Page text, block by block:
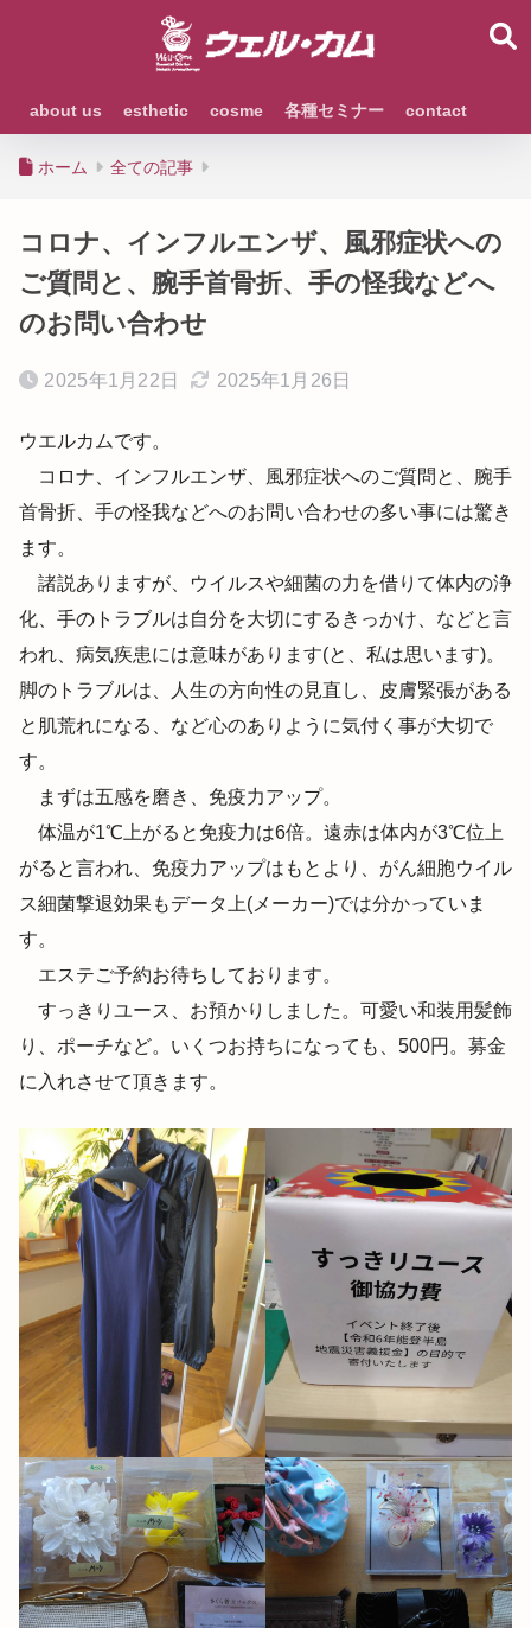
about us esthetic cosme 各種セミナー contact
ホーム 全ての記事
コロナ、インフルエンザ、風邪症状への
ご質問と、腕手首骨折、手の怪我などへ
のお問い合わせ
2025年1月22日 2025年1月26日
ウエルカムです。
コロナ、インフルエンザ、風邪症状へのご質問と、腕手
首骨折、手の怪我などへのお問い合わせの多い事には驚き
ます。
諸説ありますが、ウイルスや細菌の力を借りて体内の浄
化、手のトラブルは自分を大切にするきっかけ、などと言
われ、病気疾患には意味があります(と、私は思います)。
脚のトラブルは、人生の方向性の見直し、皮膚緊張がある
と肌荒れになる、など心のありように気付く事が大切で
す。
まずは五感を磨き、免疫力アップ。
体温が1℃上がると免疫力は6倍。遠赤は体内が3℃位上
がると言われ、免疫力アップはもとより、がん細胞ウイル
ス細菌撃退効果もデータ上(メーカー)では分かっていま
す。
エステご予約お待ちしております。
すっきりユース、お預かりしました。可愛い和装用髪飾
り、ポーチなど。いくつお持ちになっても、500円。募金
に入れさせて頂きます。